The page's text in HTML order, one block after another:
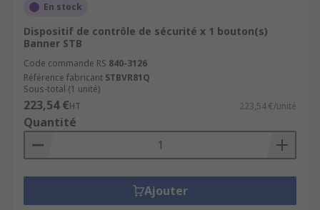
En stock
Dispositif de contrôle de sécurité x 1 bouton(s)
Banner STB
Code commande RS 840-3126
Référence fabricant STBVR81Q
Sous-total (1 unité)
223,54 €HT 223,54 €/unité
Quantité
Ajouter